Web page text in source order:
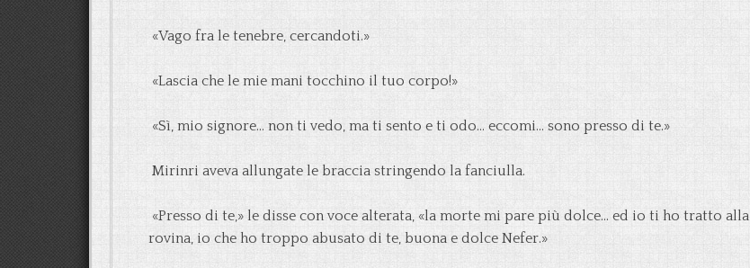
«Vago fra le tenebre, cercandoti.»
«Lascia che le mie mani tocchino il tuo corpo!»
«Sì, mio signore… non ti vedo, ma ti sento e ti odo… eccomi… sono presso di te.»
Mirinri aveva allungate le braccia stringendo la fanciulla.
«Presso di te,» le disse con voce alterata, «la morte mi pare più dolce… ed io ti ho tratto alla
rovina, io che ho troppo abusato di te, buona e dolce Nefer.»